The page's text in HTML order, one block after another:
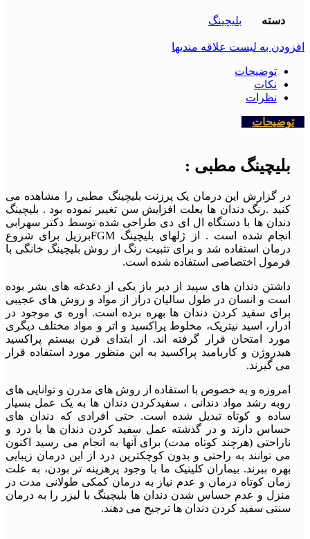
دسته بلیچینگ
افزودن به لیست علاقه مندیها
توضیحات
نکات
نظرات
توضیحات
بلیچینگ مطبی :
در گزارش این درمان یک پرزنت بلیچینگ مطبی را مشاهده می
کنید .رنگ دندان ها بعلت افزایش سن تغییر نموده بود . بلیچینگ
دندان ها با دستگاه ال ای دی طراحی شده توسط دکتر سهرابی
انجام شده است . از ژلهای بلیچینگ FGMبرزیل برای شروع
درمان استفاده شد و برای تثبیت رنگ از روش بلیچینگ خانگی با
فرمول اختصاصی استفاده شده است.
داشتن دندان های سپید از دیر باز یکی از دغدغه های بشر بوده
است و انسان در طول سالیان دراز از مواد و روش های عجیبی
برای سفید کردن دندان ها بهره برده است. اوره ی موجود در
ادرار، اسید نیتریک، مخلوط پراکسید و اتر و مواد مختلف دیگری
مورد امتحان قرار گرفته اند. از ابتدای قرن بیستم پراکسید
هیدروژن و کاربامید پراکسید به این منظور مورد استفاده قرار
می گیرند.
امروزه و به خصوص با استفاده از روش های مدرن و توانایی های
روبه رشد مواد دندانی ، سفیدکردن دندان ها به یک عمل بسیار
ساده و کوتاه تبدیل شده است. حتی افرادی که دندان های
حساس دارند و در گذشته عمل سفید کردن دندان ها با درد و
ناراحتی (هرچند کوتاه مدت) برای آنها به انجام می رسید اکنون
می توانند به راحتی و بدون کوچکترین درد از این درمان زیبایی
بهره ببرند. بیماران کلینیک ما با وجود پرهزینه تر بودن، به علت
زمان کوتاه درمان و عدم نیاز به درمان کمکی طولانی مدت در
منزل و عدم حساس شدن دندان ها بلیچینگ با لیزر را به درمان
سنتی سفید کردن دندان ها ترجیح می دهند.